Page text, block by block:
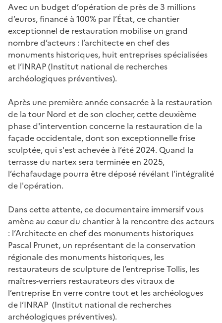
Avec un budget d’opération de près de 3 millions
d’euros, financé à 100% par l’État, ce chantier
exceptionnel de restauration mobilise un grand
nombre d’acteurs : l’architecte en chef des
monuments historiques, huit entreprises spécialisées
et l’INRAP (Institut national de recherches
archéologiques préventives).
Après une première année consacrée à la restauration
de la tour Nord et de son clocher, cette deuxième
phase d'intervention concerne la restauration de la
façade occidentale, dont son exceptionnelle frise
sculptée, qui s'est achevée à l’été 2024. Quand la
terrasse du nartex sera terminée en 2025,
l’échafaudage pourra être déposé révélant l’intégralité
de l'opération.
Dans cette attente, ce documentaire immersif vous
amène au cœur du chantier à la rencontre des acteurs
: l’Architecte en chef des monuments historiques
Pascal Prunet, un représentant de la conservation
régionale des monuments historiques, les
restaurateurs de sculpture de l’entreprise Tollis, les
maîtres-verriers restaurateurs des vitraux de
l’entreprise En verre contre tout et les archéologues
de l’INRAP (Institut national de recherches
archéologiques préventives).